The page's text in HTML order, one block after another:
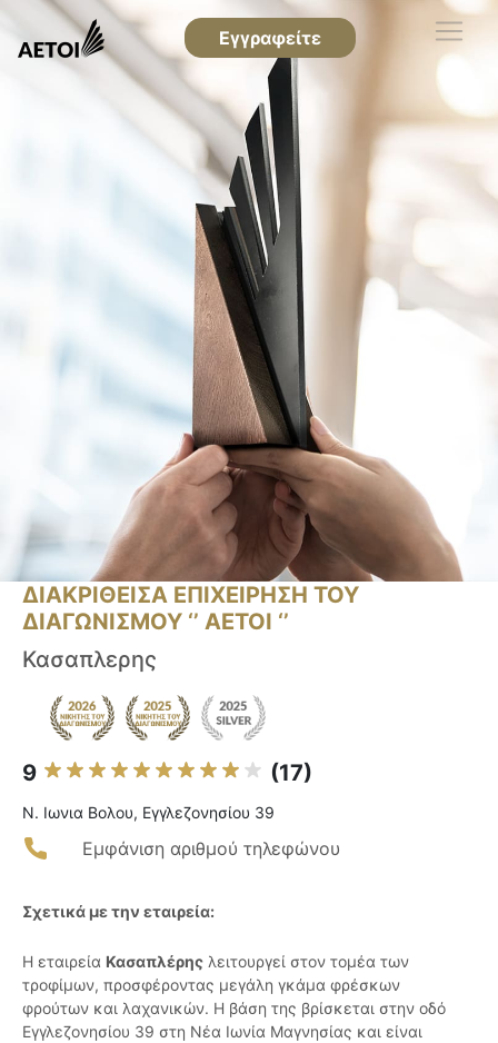
Εγγραφείτε
ΔΙΑΚΡΙΘΕΙΣΑ ΕΠΙΧΕΙΡΗΣΗ ΤΟΥ
ΔΙΑΓΩΝΙΣΜΟΥ ‘’ ΑΕΤΟΙ ‘’
Κασαπλερης
9 (17)
Ν. Ιωνια Βολου, Εγγλεζονησίου 39
Εμφάνιση αριθμού τηλεφώνου
Σχετικά με την εταιρεία:
Η εταιρεία Κασαπλέρης λειτουργεί στον τομέα των
τροφίμων, προσφέροντας μεγάλη γκάμα φρέσκων
φρούτων και λαχανικών. Η βάση της βρίσκεται στην οδό
Εγγλεζονησίου 39 στη Νέα Ιωνία Μαγνησίας και είναι